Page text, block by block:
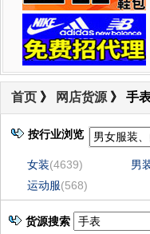
首页 》 网店货源 》 手
按行业浏览
女装(4639) 男
运动服(568)
货源搜索